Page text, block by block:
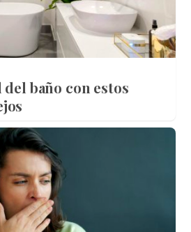
del baño con estos